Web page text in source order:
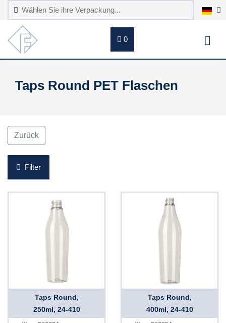
0
Taps Round PET Flaschen
Zurück
Filter
Taps Round,
250ml, 24-410
Taps Round,
400ml, 24-410